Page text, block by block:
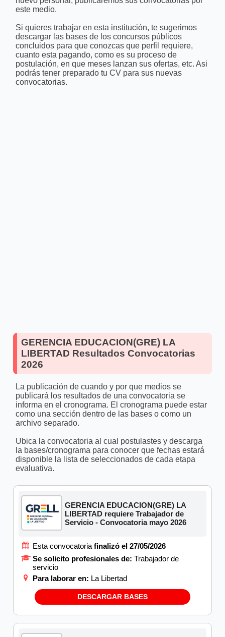
este medio.
Si quieres trabajar en esta institución, te sugerimos
descargar las bases de los concursos públicos
concluidos para que conozcas que perfil requiere,
cuanto esta pagando, como es su proceso de
postulación, en que meses lanzan sus ofertas, etc. Asi
podrás tener preparado tu CV para sus nuevas
convocatorias.
GERENCIA EDUCACION(GRE) LA
LIBERTAD Resultados Convocatorias
2026
La publicación de cuando y por que medios se
publicará los resultados de una convocatoria se
informa en el cronograma. El cronograma puede estar
como una sección dentro de las bases o como un
archivo separado.
Ubica la convocatoria al cual postulastes y descarga
la bases/cronograma para conocer que fechas estará
disponible la lista de seleccionados de cada etapa
evaluativa.
GERENCIA EDUCACION(GRE) LA
LIBERTAD requiere Trabajador de
Servicio - Convocatoria mayo 2026
Esta convocatoria finalizó el 27/05/2026
Se solicito profesionales de: Trabajador de
servicio
Para laborar en: La Libertad
DESCARGAR BASES